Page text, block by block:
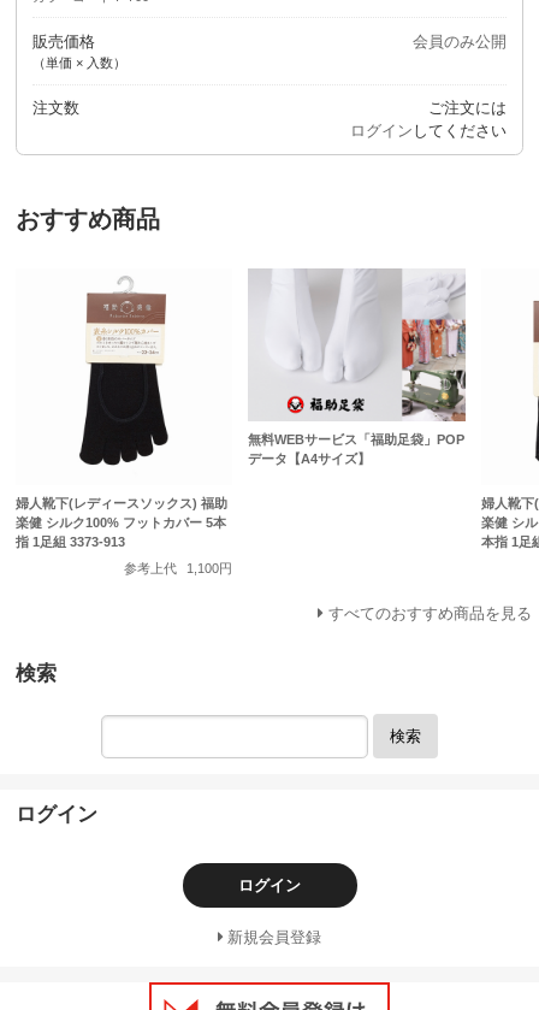
販売価格
（単価 × 入数）
会員のみ公開
注文数
ご注文には
ログイン してください
おすすめ商品
婦人靴下(レディースソックス) 福助
楽健 シルク100% フットカバー 5本
指 1足組 3373-913
参考上代
1,100円
無料WEBサービス「福助足袋」POP
データ【A4サイズ】
婦人靴下
楽健 シ
本指 1足
すべてのおすすめ商品を見る
検索
検索
ログイン
ログイン
新規会員登録